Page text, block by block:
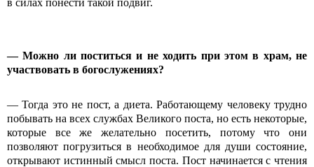
в силах понести такой подвиг.
—Можно ли поститься и не ходить при этом в храм, не
участвовать в богослужениях?
— Тогда это не пост, а диета. Работающему человеку трудно
побывать на всех службах Великого поста, но есть некоторые,
которые все же желательно посетить, потому что они
позволяют погрузиться в необходимое для души состояние,
открывают истинный смысл поста. Пост начинается с чтения